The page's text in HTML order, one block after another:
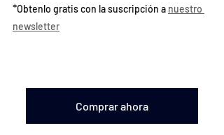
*Obtenlo gratis con la suscripción a nuestro
newsletter
Comprar ahora